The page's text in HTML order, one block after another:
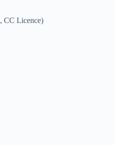
, CC Licence)